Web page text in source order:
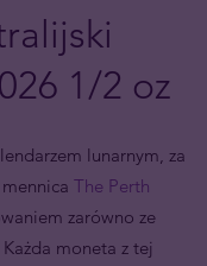
1/2 oz
lunarnym, za
The Perth
zarówno ze
moneta z tej